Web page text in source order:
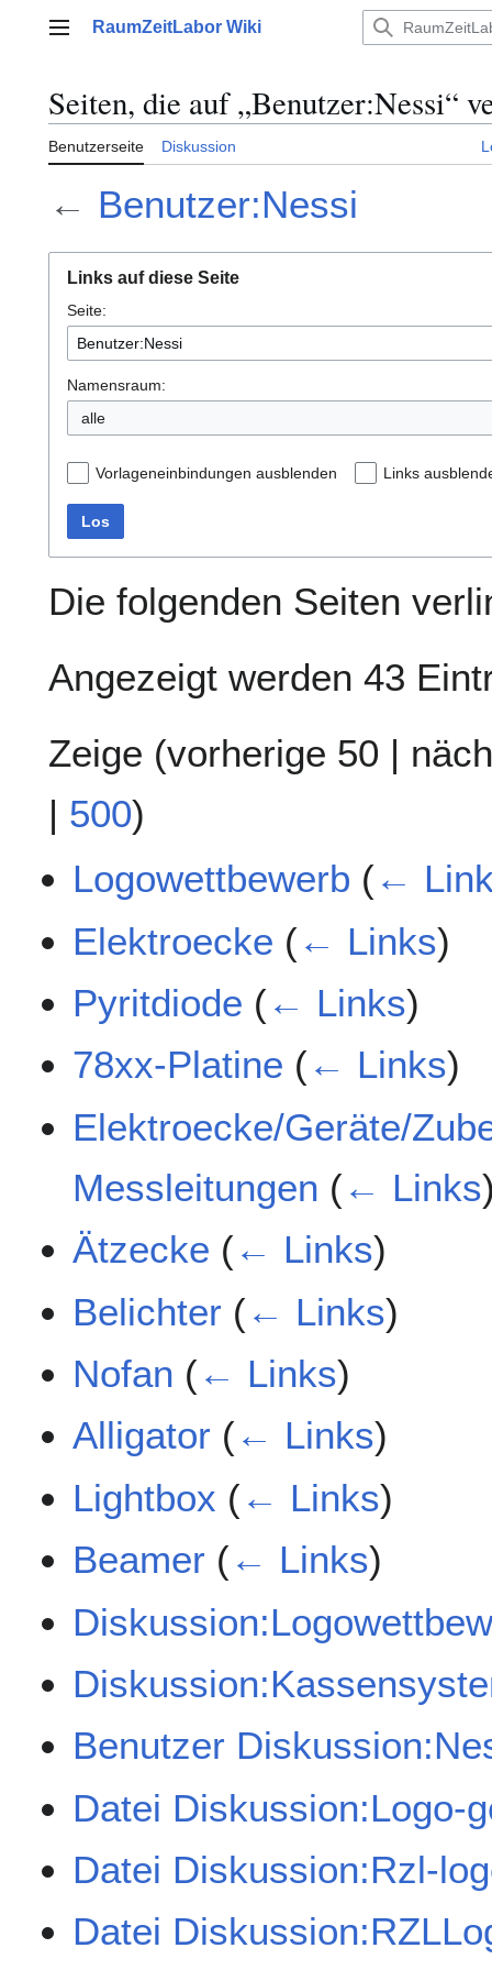
Hauptmenü
RaumZeitLabor Wiki
Seiten, die auf „Benutzer:Nessi“
Benutzerseite Diskussion
← Benutzer:Nessi
Links auf diese Seite
Seite:
Namensraum:
alle
Vorlageneinbindungen ausblenden Links
Los
Die folgenden Seiten
Angezeigt werden 43
Zeige (vorherige 50 |
| 500)
Logowettbewerb (←
Elektroecke (← Links)
Pyritdiode (← Links)
78xx-Platine (← Links)
Elektroecke/Geräte/
Messleitungen (← Links
Ätzecke (← Links)
Belichter (← Links)
Nofan (← Links)
Alligator (← Links)
Lightbox (← Links)
Beamer (← Links)
Benutzer
Datei Diskussion:Logo-
Datei Diskussion:Rzl-
Datei